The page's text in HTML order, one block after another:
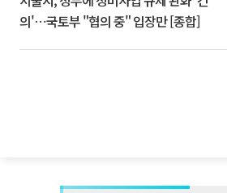
의'⋯국토부 "협의 중" 입장만 [종합]